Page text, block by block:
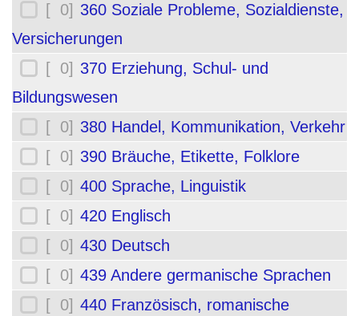
[ 0] 360 Soziale Probleme, Sozialdienste,
Versicherungen
[ 0] 370 Erziehung, Schul- und
Bildungswesen
[ 0] 380 Handel, Kommunikation, Verkehr
[ 0] 390 Bräuche, Etikette, Folklore
[ 0] 400 Sprache, Linguistik
[ 0] 420 Englisch
[ 0] 430 Deutsch
[ 0] 439 Andere germanische Sprachen
[ 0] 440 Französisch, romanische